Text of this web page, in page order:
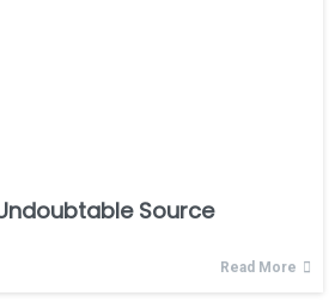
Source
Read More